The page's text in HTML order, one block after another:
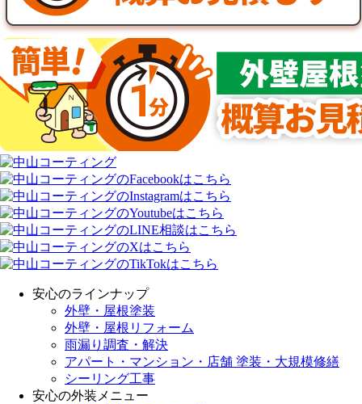
安心のラインナップ
外壁・屋根塗装
外壁・屋根リフォーム
雨漏り調査・解決
アパート・マンション・店舗 塗装・大規模修繕
シーリング工事
安心の外装メニュー